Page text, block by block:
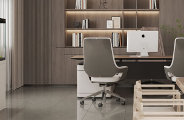
公司环境
团队风采
钢结构工程
地坪工程
施工团队
常见问题